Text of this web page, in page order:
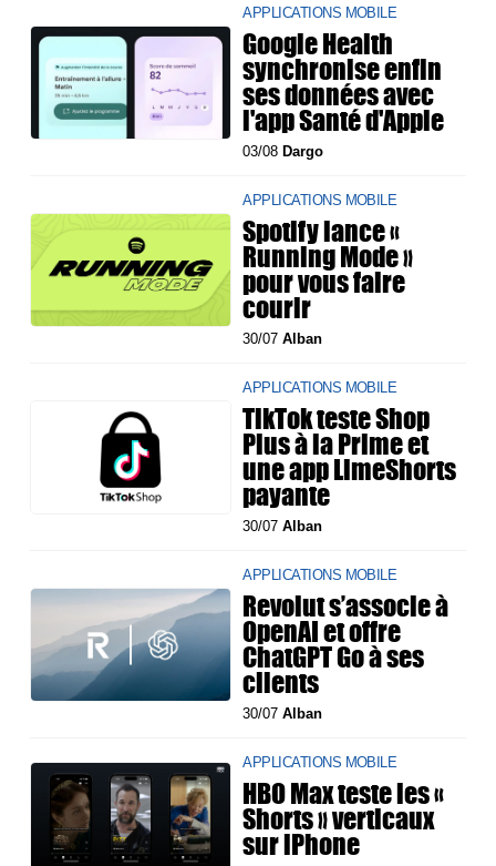
APPLICATIONS MOBILE
Google Health
synchronise enfin
ses données avec
l'app Santé d'Apple
03/08 Dargo
APPLICATIONS MOBILE
Spotify lance «
Running Mode »
pour vous faire
courir
30/07Alban
APPLICATIONS MOBILE
TikTok teste Shop
Plus à la Prime et
une app LimeShorts
payante
30/07Alban
APPLICATIONS MOBILE
Revolut s’associe à
OpenAI et offre
ChatGPT Go à ses
clients
30/07Alban
APPLICATIONS MOBILE
HBO Max teste les «
Shorts » verticaux
sur iPhone